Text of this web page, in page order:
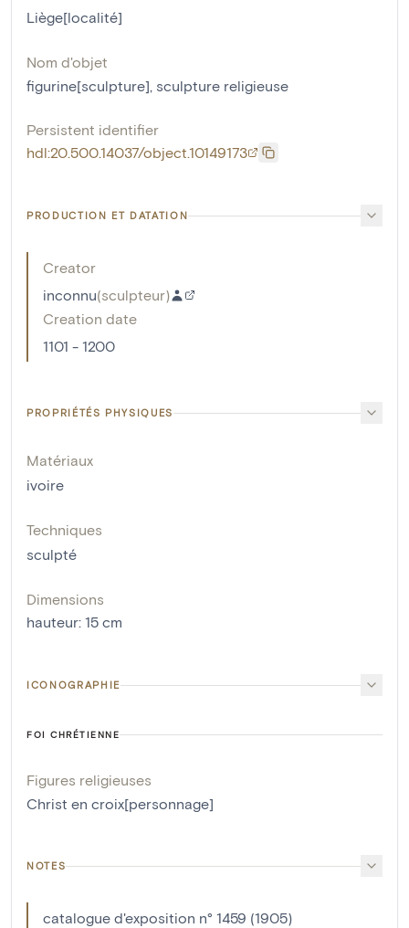
Liège[localité]
Nom d'objet
figurine[sculpture], sculpture religieuse
Persistent identifier
hdl:20.500.14037/object.10149173
PRODUCTION ET DATATION
Creator
inconnu(sculpteur)
Creation date
1101 - 1200
PROPRIÉTÉS PHYSIQUES
Matériaux
ivoire
Techniques
sculpté
Dimensions
hauteur: 15 cm
ICONOGRAPHIE
FOI CHRÉTIENNE
Figures religieuses
Christ en croix[personnage]
NOTES
catalogue d'exposition n° 1459 (1905)